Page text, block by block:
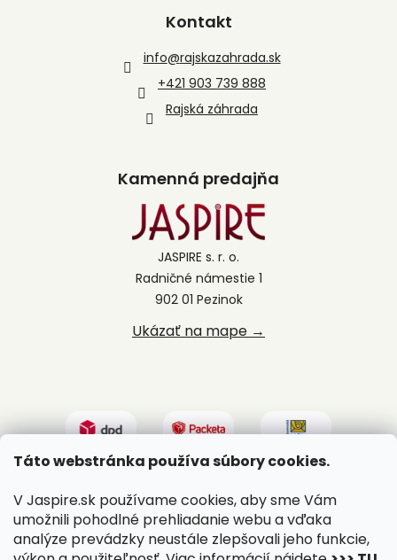
Táto webstránka používa súbory cookies.
V Jaspire.sk používame cookies, aby sme Vám
umožnili pohodlné prehliadanie webu a vďaka
analýze prevádzky neustále zlepšovali jeho funkcie,
Kontakt
info@rajskazahrada.sk
+421 903 739 888
Rajská záhrada
Kamenná predajňa
JASPIRE s. r. o.
Radničné námestie 1
902 01 Pezinok
Ukázať na mape →